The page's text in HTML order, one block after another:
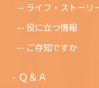
ライフ・ストーリ
役に立つ情報
ご存知ですか
Ｑ＆Ａ